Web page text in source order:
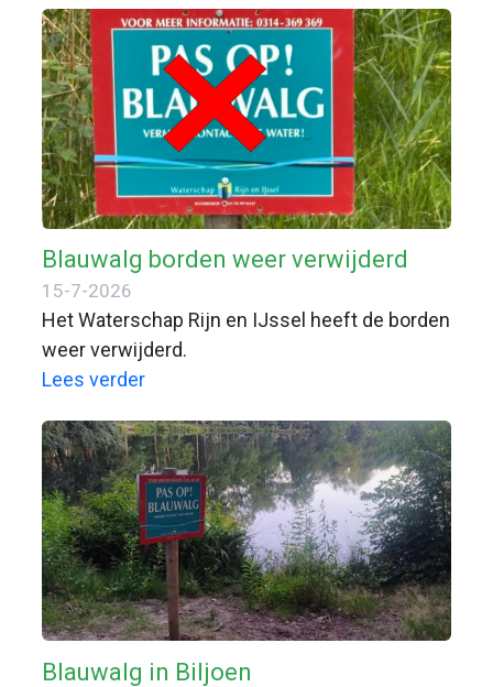
Blauwalg borden weer verwijderd
15-7-2026
Het Waterschap Rijn en IJssel heeft de borden
weer verwijderd.
Lees verder
Blauwalg in Biljoen